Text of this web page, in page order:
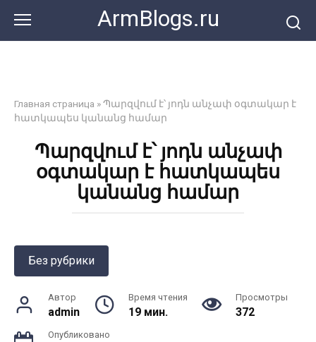
контенту
ArmBlogs.ru
Главная страница »Պարզվում է՝ յոդն անչափ օգտակար է
հատկապես կանանց համար
Պարզվում է՝ յոդն անչափ
օգտակար է հատկապես
կանանց համար
Без рубрики
Автор
admin
Время чтения
19 мин.
Просмотры
372
Опубликовано